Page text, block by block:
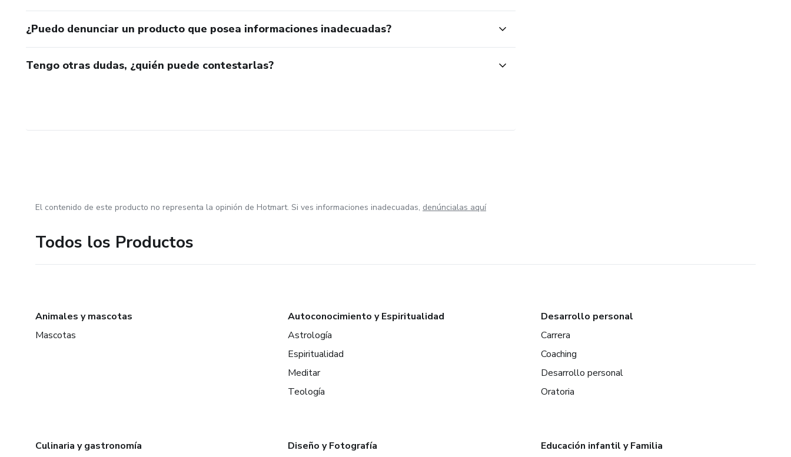
¿Puedo denunciar un producto que posea informaciones inadecuadas?
Tengo otras dudas, ¿quién puede contestarlas?
El contenido de este producto no representa la opinión de Hotmart. Si ves informaciones inadecuadas, denúncialas aquí
Todos los Productos
Animales y mascotas
Mascotas
Autoconocimiento y Espiritualidad
Astrología
Espiritualidad
Meditar
Teología
Desarrollo personal
Carrera
Coaching
Desarrollo personal
Oratoria
Culinaria y gastronomía
Diseño y Fotografía
Educación infantil y Familia